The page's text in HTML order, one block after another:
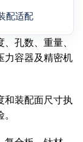
配适配
孔数、重量、
力容器及精密机
和装配面尺寸执